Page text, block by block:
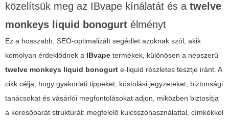
közelítsük meg az IBvape kínálatát és a twelve
monkeys liquid bonogurt élményt
Ez a hosszabb, SEO-optimalizált segédlet azoknak szól, akik
komolyan érdeklődnek a IBvape termékek, különösen a népszerű
twelve monkeys liquid bonogurt e-liquid részletes tesztje iránt. A
cikk célja, hogy gyakorlati tippeket, kóstolási jegyzeteket, biztonsági
tanácsokat és vásárlói megfontolásokat adjon, miközben biztosítja
a keresőbarát struktúrát: megfelelő kulcsszóhasználattal, címkékkel